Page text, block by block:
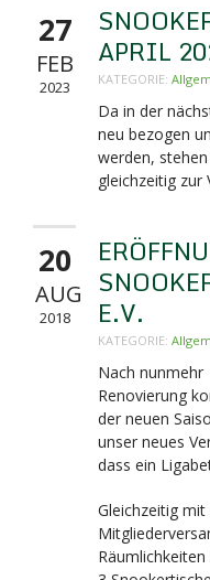
27
FEB
2023
APRIL
KATEGORIE:
Da in der
neu bezogen
werden,
gleichzeitig zur
20
AUG
2018
E.V.
KATEGORIE:
Nach nunmehr
Renovierung
der neuen
unser neues
dass ein
Gleichzeitig mit